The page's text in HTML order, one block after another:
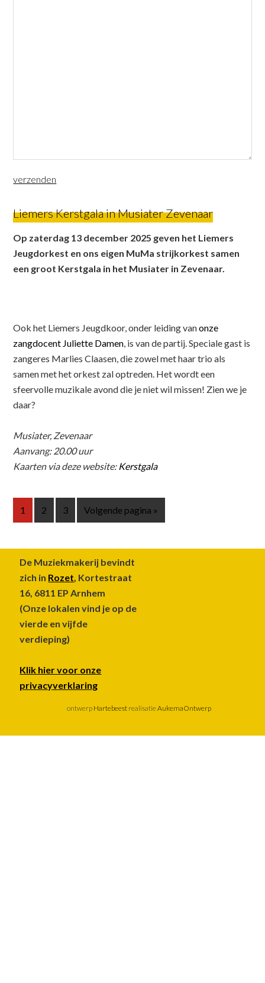
Liemers Kerstgala in Musiater Zevenaar
Op zaterdag 13 december 2025 geven het Liemers
Jeugdorkest en ons eigen MuMa strijkorkest samen
een groot Kerstgala in het Musiater in Zevenaar.
Ook het Liemers Jeugdkoor, onder leiding vanonze
zangdocent Juliette Damen, is van de partij. Speciale gast is
zangeres Marlies Claasen, die zowel met haar trio als
samen met het orkest zal optreden. Het wordt een
sfeervolle muzikale avond die je niet wil missen! Zien we je
daar?
Musiater, Zevenaar
Aanvang: 20.00 uur
Kaarten via deze website: Kerstgala
Pagina
1 Pagina
2 Pagina
3
Ga
naar
Volgende pagina »
Footer
De Muziekmakerij bevindt
zich in Rozet, Kortestraat
16, 6811 EP Arnhem
(Onze lokalen vind je op de
vierde en vijfde
verdieping)
Klik hier voor onze
privacyverklaring
ontwerpHartebeestrealisatie AukemaOntwerp